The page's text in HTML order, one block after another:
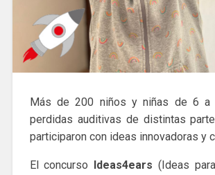
Más de 200 niños y niñas de 6 a
perdidas auditivas de distintas
participaron con ideas innovadoras y
El concurso Ideas4ears (Ideas